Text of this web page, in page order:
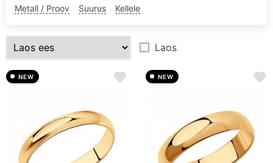
Metall / Proov
Suurus Kellele
Laos
NEW NEW